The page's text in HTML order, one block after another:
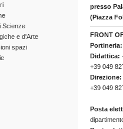
Scienze
e d'Arte
spazi
presso
(Piazza
FRONT
Portineria:
Didattica:
+39 049
Direzione:
+39 049
Posta